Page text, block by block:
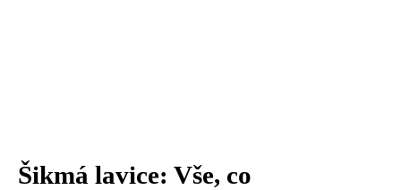
Šikmá lavice: Vše, co